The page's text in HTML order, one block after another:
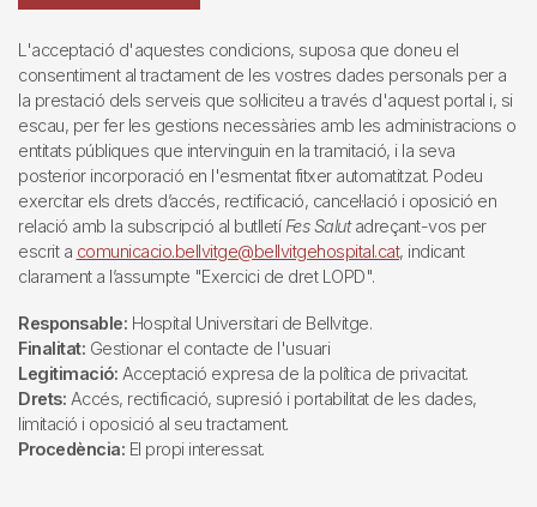
L'acceptació d'aquestes condicions, suposa que doneu el
consentiment al tractament de les vostres dades personals per a
la prestació dels serveis que sol·liciteu a través d'aquest portal i, si
escau, per fer les gestions necessàries amb les administracions o
entitats públiques que intervinguin en la tramitació, i la seva
posterior incorporació en l'esmentat fitxer automatitzat. Podeu
exercitar els drets d’accés, rectificació, cancel·lació i oposició en
relació amb la subscripció al butlletí Fes Salutadreçant-vos per
escrit a comunicacio.bellvitge@bellvitgehospital.cat, indicant
clarament a l’assumpte "Exercici de dret LOPD".
Responsable: Hospital Universitari de Bellvitge.
Finalitat: Gestionar el contacte de l'usuari
Legitimació: Acceptació expresa de la política de privacitat.
Drets: Accés, rectificació, supresió i portabilitat de les dades,
limitació i oposició al seu tractament.
Procedència: El propi interessat.